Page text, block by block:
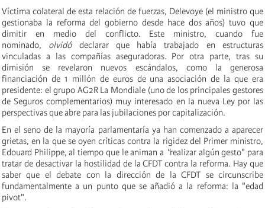
Víctima colateral de esta relación de fuerzas, Delevoye (el ministro que
gestionaba la reforma del gobierno desde hace dos años) tuvo que
dimitir en medio del conflicto. Este ministro, cuando fue
nominado, olvidódeclarar que había trabajado en estructuras
vinculadas a las compañías aseguradoras. Por otra parte, tras su
dimisión se revelaron nuevos escándalos, como la generosa
financiación de 1 millón de euros de una asociación de la que era
presidente: el grupo AG2R La Mondiale (uno de los principales gestores
de Seguros complementarios) muy interesado en la nueva Ley por las
perspectivas que abre para las jubilaciones por capitalización.
En el seno de la mayoría parlamentaría ya han comenzado a aparecer
grietas, en la que se oyen críticas contra la rigidez del Primer ministro,
Edouard Philippe, al tiempo que le animan a "realizar algún gesto" para
tratar de desactivar la hostilidad de la CFDT contra la reforma. Hay que
saber que el debate con la dirección de la CFDT se circunscribe
fundamentalmente a un punto que se añadió a la reforma: la "edad
pivot".